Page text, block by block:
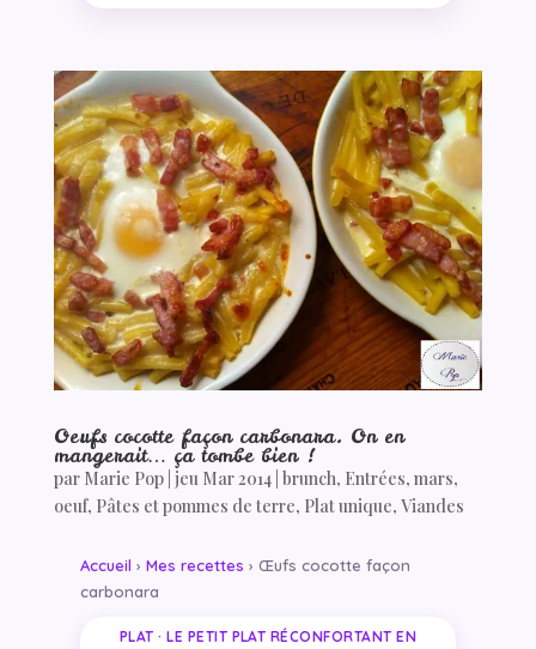
Oeufs cocotte façon carbonara. On en
mangerait… ça tombe bien !
par Marie Pop| jeu Mar 2014| brunch, Entrées, mars,
oeuf, Pâtes et pommes de terre, Plat unique, Viandes
Accueil › Mes recettes › Œufs cocotte façon
carbonara
PLAT · LE PETIT PLAT RÉCONFORTANT EN